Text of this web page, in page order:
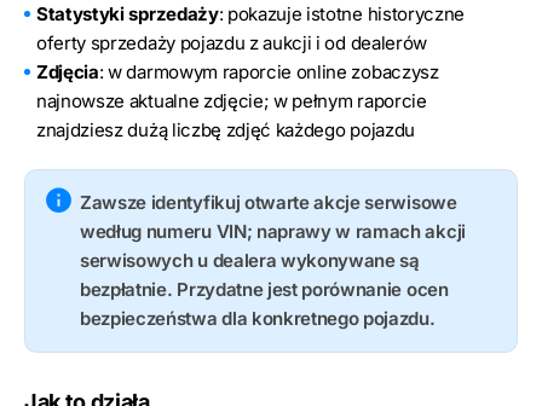
Statystyki sprzedaży: pokazuje istotne historyczne
oferty sprzedaży pojazdu z aukcji i od dealerów
Zdjęcia: w darmowym raporcie online zobaczysz
najnowsze aktualne zdjęcie; w pełnym raporcie
znajdziesz dużą liczbę zdjęć każdego pojazdu
Zawsze identyfikuj otwarte akcje serwisowe
według numeru VIN; naprawy w ramach akcji
serwisowych u dealera wykonywane są
bezpłatnie. Przydatne jest porównanie ocen
bezpieczeństwa dla konkretnego pojazdu.